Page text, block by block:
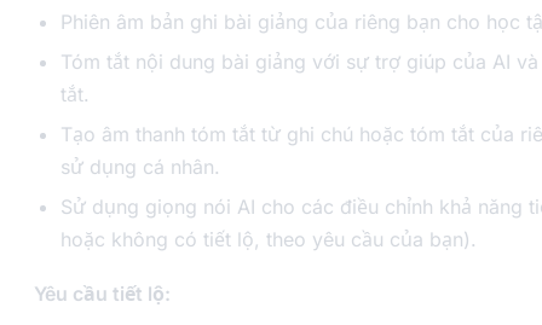
Phiên âm bản ghi bài giảng của riêng bạn cho học
Tóm tắt nội dung bài giảng với sự trợ giúp của AI
tắt.
Tạo âm thanh tóm tắt từ ghi chú hoặc tóm tắt của
sử dụng cá nhân.
Sử dụng giọng nói AI cho các điều chỉnh khả năng
hoặc không có tiết lộ, theo yêu cầu của bạn).
Yêu cầu tiết lộ: